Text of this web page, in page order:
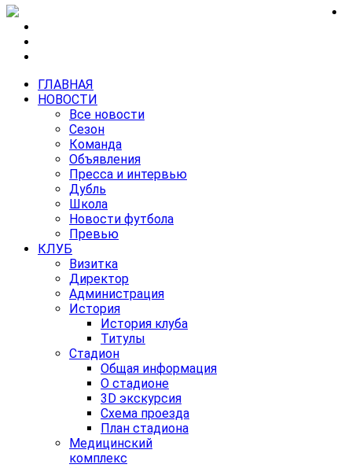
ГЛАВНАЯ
НОВОСТИ
Все новости
Сезон
Команда
Объявления
Пресса и интервью
Дубль
Школа
Новости футбола
Превью
КЛУБ
Визитка
Директор
Администрация
История
История клуба
Титулы
Стадион
Общая информация
О стадионе
3D экскурсия
Схема проезда
План стадиона
Медицинский
комплекс